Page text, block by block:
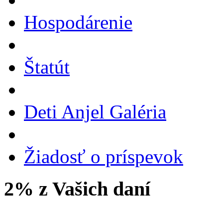
Hospodárenie
Štatút
Deti Anjel Galéria
Žiadosť o príspevok
2% z Vašich daní